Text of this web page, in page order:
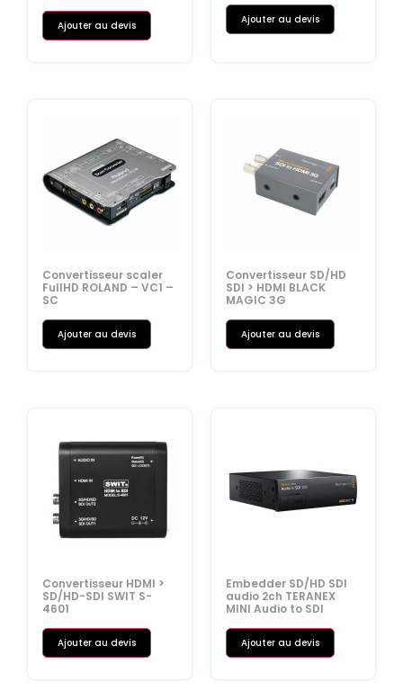
Ajouter au devis Ajouter au devis
Convertisseur scaler
FullHD ROLAND – VC1 –
SC
Ajouter au devis
Convertisseur SD/HD
SDI > HDMI BLACK
MAGIC 3G
Ajouter au devis
Convertisseur HDMI >
SD/HD-SDI SWIT S-
4601
Ajouter au devis
Embedder SD/HD SDI
audio 2ch TERANEX
MINI Audio to SDI
Ajouter au devis